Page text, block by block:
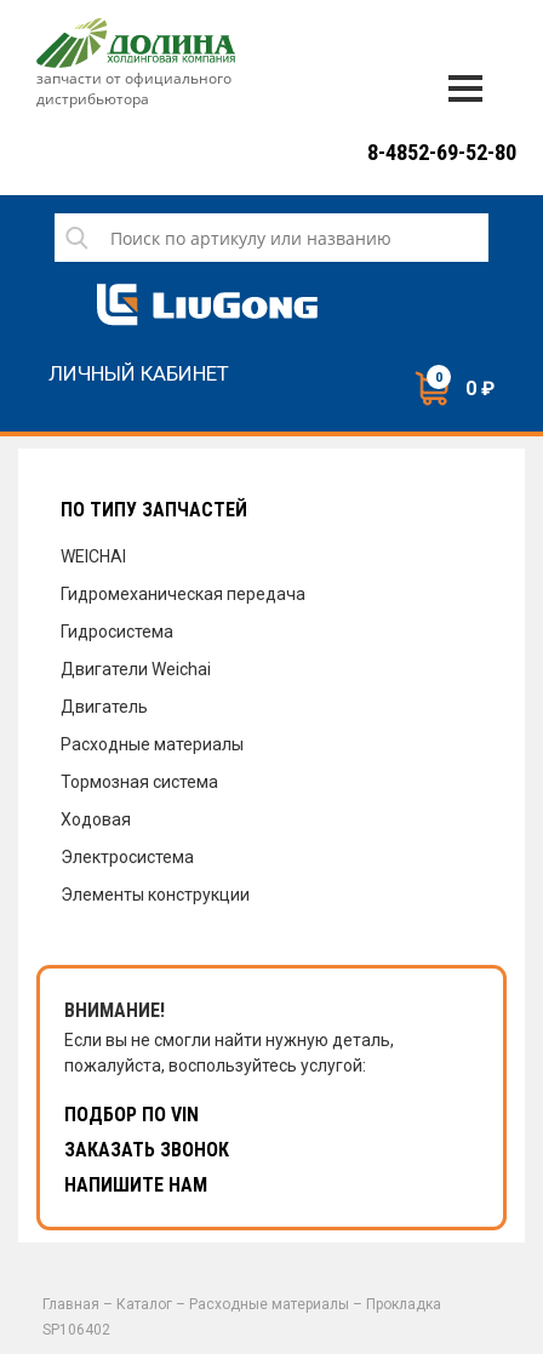
запчасти от официального
дистрибьютора
СЕРВИС
НОВОСТИ
8-4852-69-52-80
ЛИЧНЫЙ КАБИНЕТ 0 0 ₽
ПО ТИПУ ЗАПЧАСТЕЙ
WEICHAI
Гидромеханическая передача
Гидросистема
Двигатели Weichai
Двигатель
Расходные материалы
Тормозная система
Ходовая
Электросистема
Элементы конструкции
ВНИМАНИЕ!
Если вы не смогли найти нужную деталь,
пожалуйста, воспользуйтесь услугой:
ПОДБОР ПО VIN
ЗАКАЗАТЬ ЗВОНОК
НАПИШИТЕ НАМ
Главная – Каталог – Расходные материалы – Прокладка
SP106402